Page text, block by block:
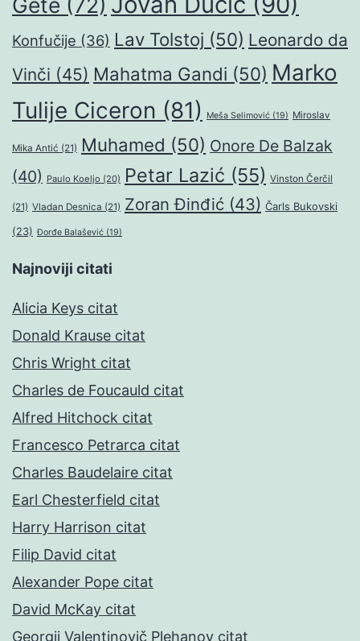
Gete (72)
Konfučije (36) Lav Tolstoj (50) Leonardo da
Vinči (45) Mahatma Gandi (50) Marko
Tulije Ciceron (81) Meša Selimović (19) Miroslav
Mika Antić (21) Muhamed (50) Onore De Balzak
(40) Paulo Koeljo (20) Petar Lazić (55) Vinston Čerčil
(21) Vladan Desnica (21) Zoran Đinđić (43) Čarls Bukovski
(23) Đorđe Balašević (19)
Najnoviji citati
Alicia Keys citat
Donald Krause citat
Chris Wright citat
Charles de Foucauld citat
Alfred Hitchock citat
Francesco Petrarca citat
Charles Baudelaire citat
Earl Chesterfield citat
Harry Harrison citat
Filip David citat
Alexander Pope citat
David McKay citat
Georgij Valentinovič Plehanov citat